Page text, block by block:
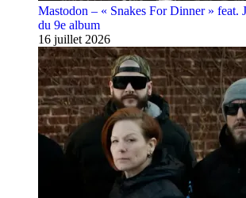
Mastodon – « Snakes For Dinner » feat.
du 9e album
16 juillet 2026